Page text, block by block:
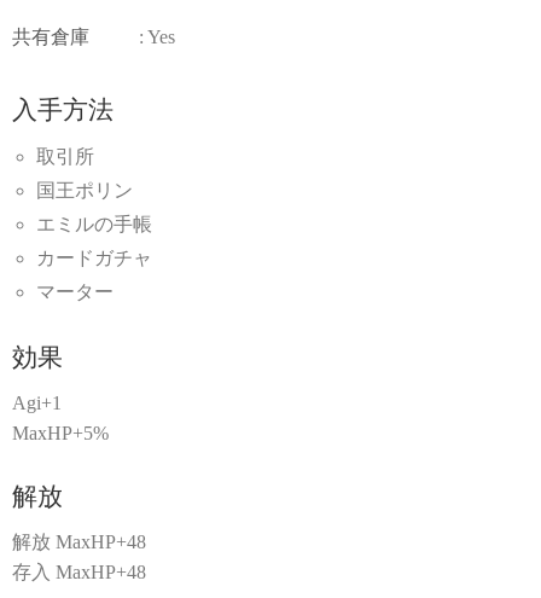
共有倉庫 : Yes
入手方法
取引所
国王ポリン
エミルの手帳
カードガチャ
マーター
効果
Agi+1
MaxHP+5%
解放
解放 MaxHP+48
存入 MaxHP+48